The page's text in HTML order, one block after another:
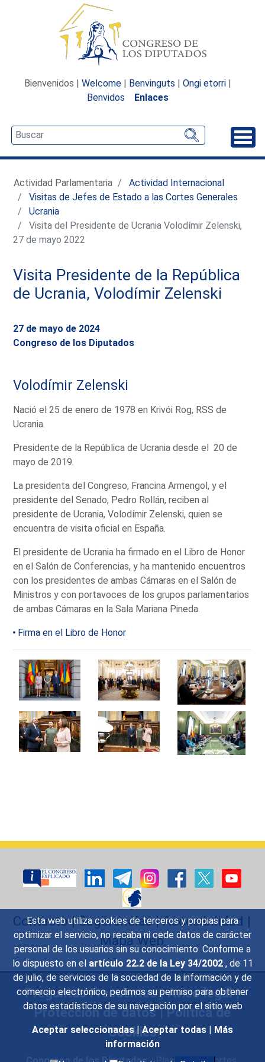
Esta web utiliza cookies de terceros y propias para
optimizar el servicio, no recaba ni cede datos de carácter
personal de los usuarios sin su conocimiento. Conforme a
lo dispuesto en el artículo 22.2 de la Ley 34/2002 , de 11
de julio, de servicios de la sociedad de la información y de
comercio electrónico, pedimos su permiso para obtener
datos estadísticos de su navegación por el sitio web
Aceptar seleccionadas | Aceptar todas | Más
información
Bienvenidos | Welcome | Benvinguts | Ongi etorri |
Benvidos
Enlaces
Actividad Parlamentaria
Actividad Internacional
Visitas de Jefes de Estado a las Cortes Generales
Ucrania
Visita del Presidente de Ucrania Volodímir Zelenski,
27 de mayo 2022
Visita Presidente de la República
de Ucrania, Volodímir Zelenski
27 de mayo de 2024
Congreso de los Diputados
Volodímir Zelenski
Nació el 25 de enero de 1978 en Krivói Rog, RSS de
Ucrania.
Presidente de la República de Ucrania desde el 20 de
mayo de 2019.
La presidenta del Congreso, Francina Armengol, y el
presidente del Senado, Pedro Rollán, reciben al
presidente de Ucrania, Volodímir Zelenski, quien se
encuentra de visita oficial en España.
El presidente de Ucrania ha firmado en el Libro de Honor
en el Salón de Conferencias, y ha mantenido encuentros
con los presidentes de ambas Cámaras en el Salón de
Ministros y con portavoces de los grupos parlamentarios
de ambas Cámaras en la Sala Mariana Pineda.
Firma en el Libro de Honor
Contacto|Sugerencias|Accesibilidad |
Mapa Web
Preguntas Frecuentes|Aviso legal|
Protección de datos|Política de
Cookies